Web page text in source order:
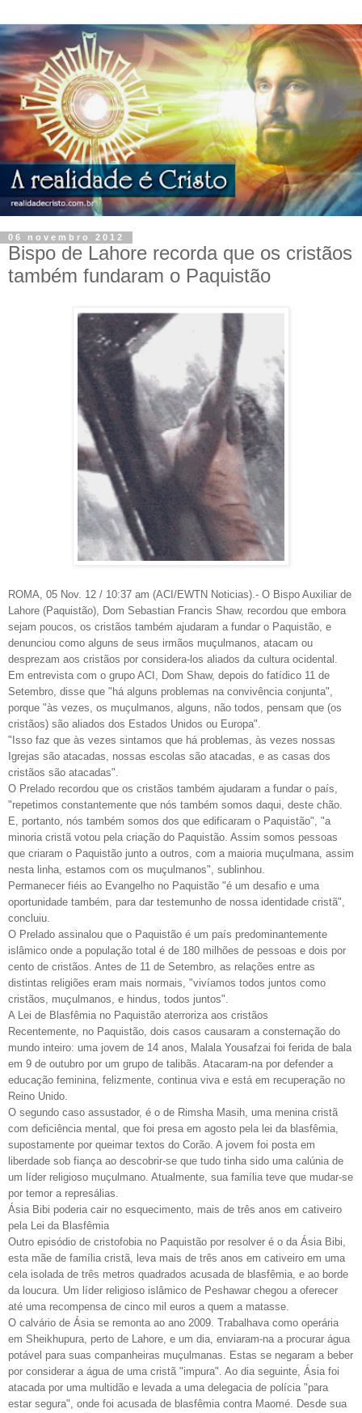
06 novembro 2012
Bispo de Lahore recorda que os cristãos
também fundaram o Paquistão
ROMA, 05 Nov. 12 / 10:37 am (ACI/EWTN Noticias).- O Bispo Auxiliar de
Lahore (Paquistão), Dom Sebastian Francis Shaw, recordou que embora
sejam poucos, os cristãos também ajudaram a fundar o Paquistão, e
denunciou como alguns de seus irmãos muçulmanos, atacam ou
desprezam aos cristãos por considera-los aliados da cultura ocidental.
Em entrevista com o grupo ACI, Dom Shaw, depois do fatídico 11 de
Setembro, disse que "há alguns problemas na convivência conjunta",
porque "às vezes, os muçulmanos, alguns, não todos, pensam que (os
cristãos) são aliados dos Estados Unidos ou Europa".
"Isso faz que às vezes sintamos que há problemas, às vezes nossas
Igrejas são atacadas, nossas escolas são atacadas, e as casas dos
cristãos são atacadas".
O Prelado recordou que os cristãos também ajudaram a fundar o país,
"repetimos constantemente que nós também somos daqui, deste chão.
E, portanto, nós também somos dos que edificaram o Paquistão", "a
minoria cristã votou pela criação do Paquistão. Assim somos pessoas
que criaram o Paquistão junto a outros, com a maioria muçulmana, assim
nesta linha, estamos com os muçulmanos", sublinhou.
Permanecer fiéis ao Evangelho no Paquistão "é um desafio e uma
oportunidade também, para dar testemunho de nossa identidade cristã",
concluiu.
O Prelado assinalou que o Paquistão é um país predominantemente
islâmico onde a população total é de 180 milhões de pessoas e dois por
cento de cristãos. Antes de 11 de Setembro, as relações entre as
distintas religiões eram mais normais, "vivíamos todos juntos como
cristãos, muçulmanos, e hindus, todos juntos".
A Lei de Blasfêmia no Paquistão aterroriza aos cristãos
Recentemente, no Paquistão, dois casos causaram a consternação do
mundo inteiro: uma jovem de 14 anos, Malala Yousafzai foi ferida de bala
em 9 de outubro por um grupo de talibãs. Atacaram-na por defender a
educação feminina, felizmente, continua viva e está em recuperação no
Reino Unido.
O segundo caso assustador, é o de Rimsha Masih, uma menina cristã
com deficiência mental, que foi presa em agosto pela lei da blasfêmia,
supostamente por queimar textos do Corão. A jovem foi posta em
liberdade sob fiança ao descobrir-se que tudo tinha sido uma calúnia de
um líder religioso muçulmano. Atualmente, sua família teve que mudar-se
por temor a represálias.
Ásia Bibi poderia cair no esquecimento, mais de três anos em cativeiro
pela Lei da Blasfêmia
Outro episódio de cristofobia no Paquistão por resolver é o da Ásia Bibi,
esta mãe de família cristã, leva mais de três anos em cativeiro em uma
cela isolada de três metros quadrados acusada de blasfêmia, e ao borde
da loucura. Um líder religioso islâmico de Peshawar chegou a oferecer
até uma recompensa de cinco mil euros a quem a matasse.
O calvário de Ásia se remonta ao ano 2009. Trabalhava como operária
em Sheikhupura, perto de Lahore, e um dia, enviaram-na a procurar água
potável para suas companheiras muçulmanas. Estas se negaram a beber
por considerar a água de uma cristã "impura". Ao dia seguinte, Ásia foi
atacada por uma multidão e levada a uma delegacia de polícia "para
estar segura", onde foi acusada de blasfêmia contra Maomé. Desde sua